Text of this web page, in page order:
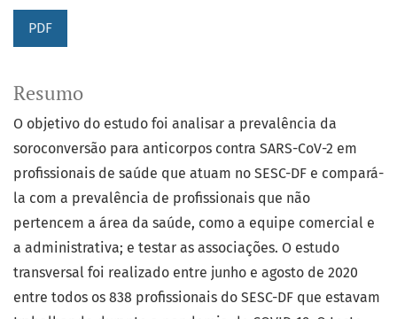
PDF
Resumo
O objetivo do estudo foi analisar a prevalência da
soroconversão para anticorpos contra SARS-CoV-2 em
profissionais de saúde que atuam no SESC-DF e compará-
la com a prevalência de profissionais que não
pertencem a área da saúde, como a equipe comercial e
a administrativa; e testar as associações. O estudo
transversal foi realizado entre junho e agosto de 2020
entre todos os 838 profissionais do SESC-DF que estavam